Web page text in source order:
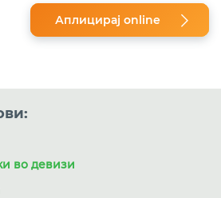
Аплицирај online
во девизи